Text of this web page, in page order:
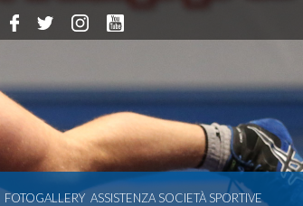
FOTOGALLERY ASSISTENZA SOCIETÀ SPORTIVE